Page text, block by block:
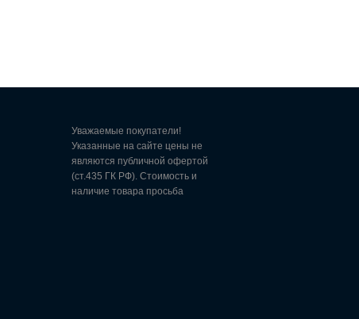
Уважаемые покупатели!
Указанные на сайте цены не
являются публичной офертой
(ст.435 ГК РФ). Стоимость и
наличие товара просьба